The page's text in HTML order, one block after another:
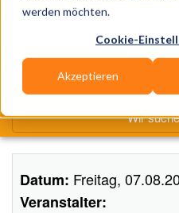
werden möchten.
Cookie-
Akzeptieren
Datum: Freitag,
Veranstalter:
Wir